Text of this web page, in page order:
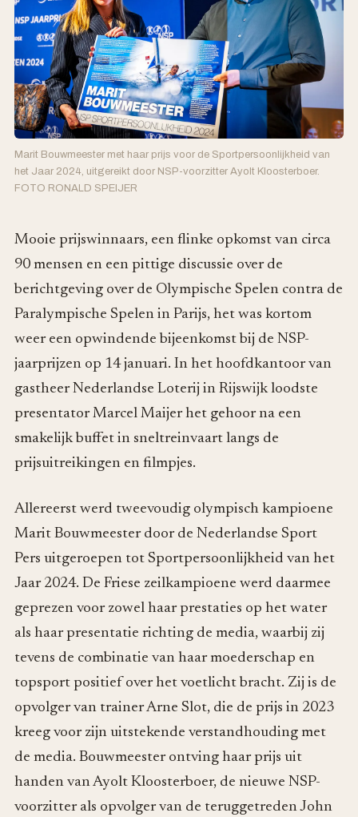
Marit Bouwmeester met haar prijs voor de Sportpersoonlijkheid van
het Jaar 2024, uitgereikt door NSP-voorzitter Ayolt Kloosterboer.
FOTO RONALD SPEIJER
Mooie prijswinnaars, een flinke opkomst van circa
90 mensen en een pittige discussie over de
berichtgeving over de Olympische Spelen contra de
Paralympische Spelen in Parijs, het was kortom
weer een opwindende bijeenkomst bij de NSP-
jaarprijzen op 14 januari. In het hoofdkantoor van
gastheer Nederlandse Loterij in Rijswijk loodste
presentator Marcel Maijer het gehoor na een
smakelijk buffet in sneltreinvaart langs de
prijsuitreikingen en filmpjes.
Allereerst werd tweevoudig olympisch kampioene
Marit Bouwmeester door de Nederlandse Sport
Pers uitgeroepen tot Sportpersoonlijkheid van het
Jaar 2024. De Friese zeilkampioene werd daarmee
geprezen voor zowel haar prestaties op het water
als haar presentatie richting de media, waarbij zij
tevens de combinatie van haar moederschap en
topsport positief over het voetlicht bracht. Zij is de
opvolger van trainer Arne Slot, die de prijs in 2023
kreeg voor zijn uitstekende verstandhouding met
de media. Bouwmeester ontving haar prijs uit
handen van Ayolt Kloosterboer, de nieuwe NSP-
voorzitter als opvolger van de teruggetreden John